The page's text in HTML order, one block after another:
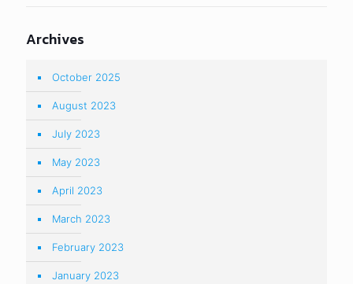
Archives
October 2025
August 2023
July 2023
May 2023
April 2023
March 2023
February 2023
January 2023